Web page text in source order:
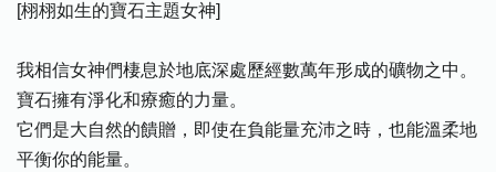
[栩栩如生的寶石主題女神]
我相信女神們棲息於地底深處歷經數萬年形成的礦物之中。
寶石擁有淨化和療癒的力量。
它們是大自然的饋贈，即使在負能量充沛之時，也能溫柔地
平衡你的能量。